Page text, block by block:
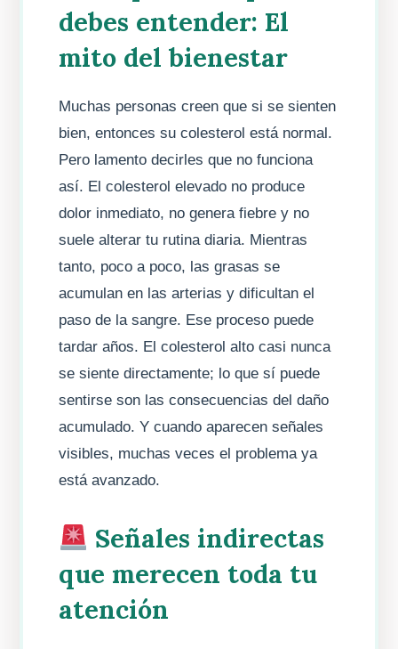
debes entender: El
mito del bienestar
Muchas personas creen que si se sienten
bien, entonces su colesterol está normal.
Pero lamento decirles que no funciona
así. El colesterol elevado no produce
dolor inmediato, no genera fiebre y no
suele alterar tu rutina diaria. Mientras
tanto, poco a poco, las grasas se
acumulan en las arterias y dificultan el
paso de la sangre. Ese proceso puede
tardar años. El colesterol alto casi nunca
se siente directamente; lo que sí puede
sentirse son las consecuencias del daño
acumulado. Y cuando aparecen señales
visibles, muchas veces el problema ya
está avanzado.
Señales indirectas
que merecen toda tu
atención